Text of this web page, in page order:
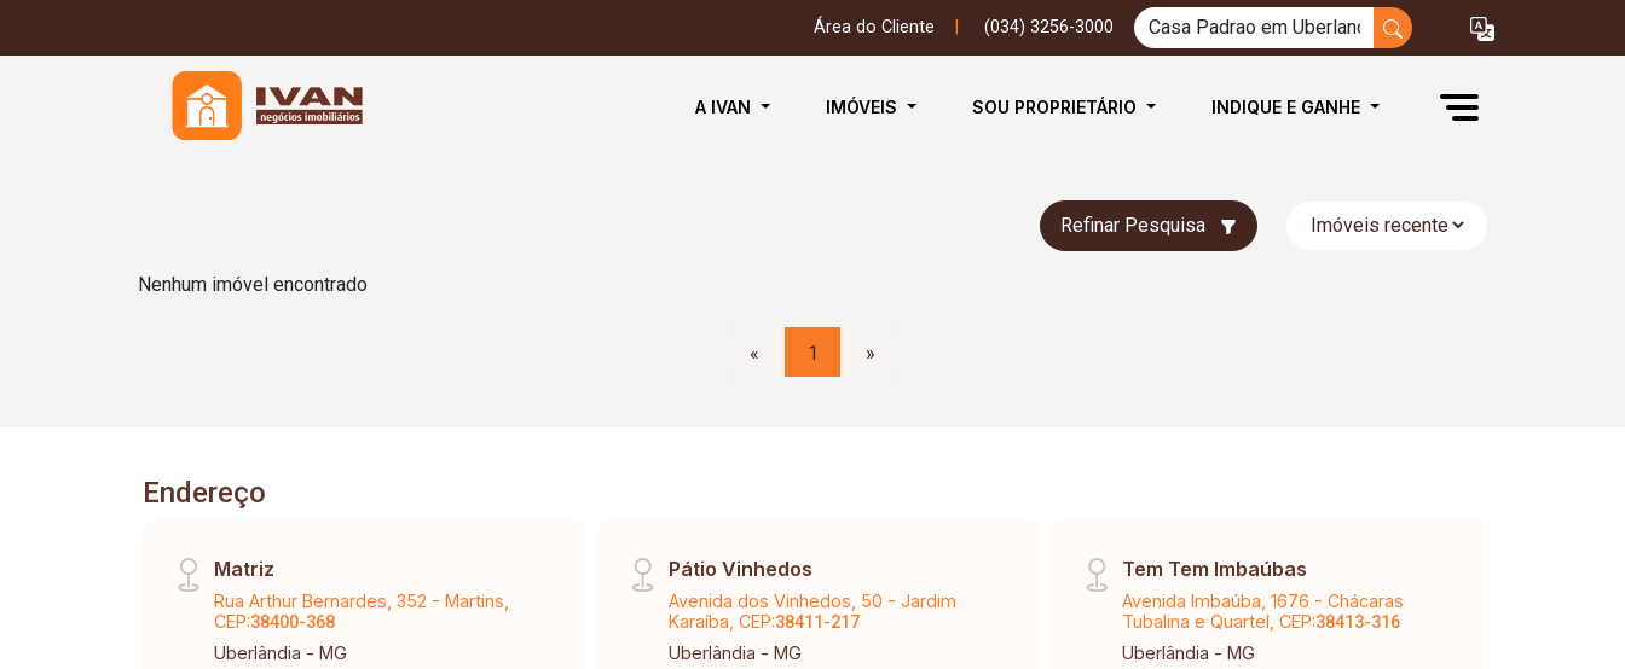
Área do Cliente (034) 3256-3000
A IVAN IMÓVEIS SOU PROPRIETÁRIO INDIQUE E GANHE
Refinar Pesquisa
Nenhum imóvel encontrado
« 1 »
Endereço
Matriz
Rua Arthur Bernardes, 352 - Martins,
CEP:38400-368
Uberlândia - MG
Pátio Vinhedos
Avenida dos Vinhedos, 50 - Jardim
Karaíba, CEP:38411-217
Uberlândia - MG
Tem Tem Imbaúbas
Avenida Imbaúba, 1676 - Chácaras
Tubalina e Quartel, CEP:38413-316
Uberlândia - MG